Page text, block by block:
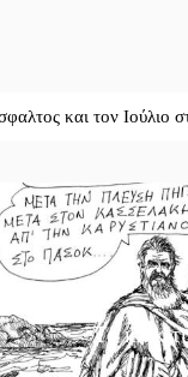
τον Ιούλιο στην
Το κλίκ